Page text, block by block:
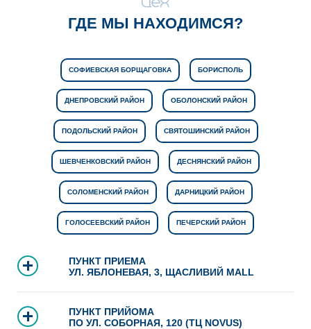
ГДЕ МЫ НАХОДИМСЯ?
СОФИЕВСКАЯ БОРЩАГОВКА БОРИСПОЛЬ
ДНЕПРОВСКИЙ РАЙОН ОБОЛОНСКИЙ РАЙОН
ПОДОЛЬСКИЙ РАЙОН СВЯТОШИНСКИЙ РАЙОН
ШЕВЧЕНКОВСКИЙ РАЙОН ДЕСНЯНСКИЙ РАЙОН
СОЛОМЕНСКИЙ РАЙОН ДАРНИЦКИЙ РАЙОН
ГОЛОСЕЕВСКИЙ РАЙОН ПЕЧЕРСКИЙ РАЙОН
ПУНКТ ПРИЕМА
УЛ. ЯБЛОНЕВАЯ, 3, ЩАСЛИВИЙ MALL
ПУНКТ ПРИЙОМА
ПО УЛ. СОБОРНАЯ, 120 (ТЦ NOVUS)